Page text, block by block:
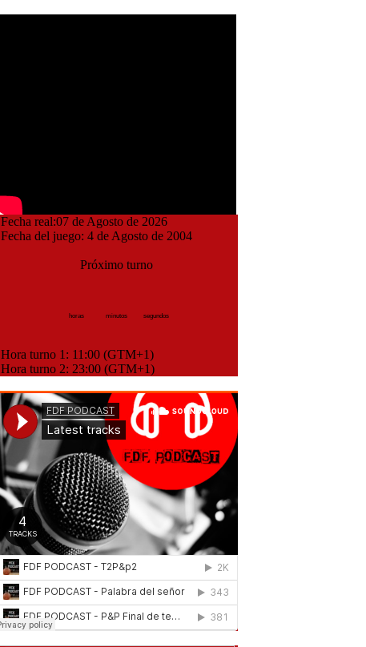
Fecha real:07 de Agosto de 2026
Fecha del juego: 4 de Agosto de 2004
Próximo turno
horas minutos segundos
Hora turno 1: 11:00 (GTM+1)
Hora turno 2: 23:00 (GTM+1)